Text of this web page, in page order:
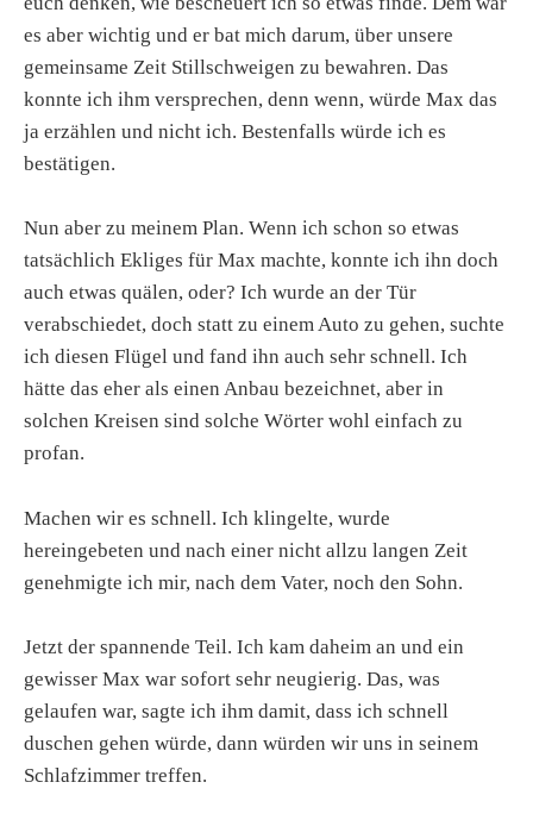
es aber wichtig und er bat mich darum, über unsere
gemeinsame Zeit Stillschweigen zu bewahren. Das
konnte ich ihm versprechen, denn wenn, würde Max das
ja erzählen und nicht ich. Bestenfalls würde ich es
bestätigen.
Nun aber zu meinem Plan. Wenn ich schon so etwas
tatsächlich Ekliges für Max machte, konnte ich ihn doch
auch etwas quälen, oder? Ich wurde an der Tür
verabschiedet, doch statt zu einem Auto zu gehen, suchte
ich diesen Flügel und fand ihn auch sehr schnell. Ich
hätte das eher als einen Anbau bezeichnet, aber in
solchen Kreisen sind solche Wörter wohl einfach zu
profan.
Machen wir es schnell. Ich klingelte, wurde
hereingebeten und nach einer nicht allzu langen Zeit
genehmigte ich mir, nach dem Vater, noch den Sohn.
Jetzt der spannende Teil. Ich kam daheim an und ein
gewisser Max war sofort sehr neugierig. Das, was
gelaufen war, sagte ich ihm damit, dass ich schnell
duschen gehen würde, dann würden wir uns in seinem
Schlafzimmer treffen.